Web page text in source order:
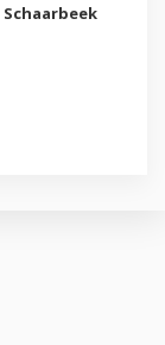
Schaarbeek